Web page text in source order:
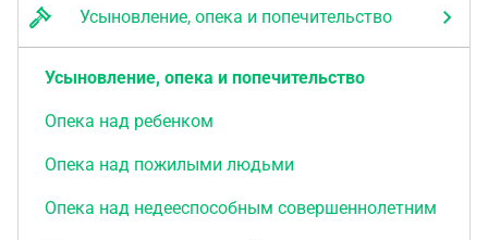
Усыновление, опека и попечительство
Усыновление, опека и попечительство
Опека над ребенком
Опека над пожилыми людьми
Опека над недееспособным совершеннолетним